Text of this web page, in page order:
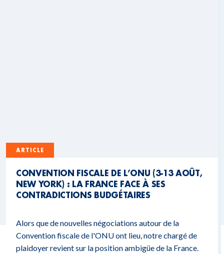
ARTICLE
CONVENTION FISCALE DE L’ONU (3-13 AOÛT,
NEW YORK) : LA FRANCE FACE À SES
CONTRADICTIONS BUDGÉTAIRES
Alors que de nouvelles négociations autour de la
Convention fiscale de l'ONU ont lieu, notre chargé de
plaidoyer revient sur la position ambigüe de la France.